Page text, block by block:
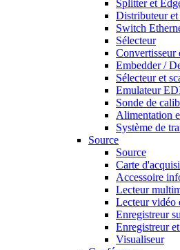
Splitter et
Distributeur
Switch
Sélecteur
Convertisseur
Embedder /
Sélecteur et
Emulateur
Sonde de
Alimentation
Système de
Source
Source
Carte
Accessoire
Lecteur
Lecteur vidéo
Enregistreur
Enregistreur
Visualiseur